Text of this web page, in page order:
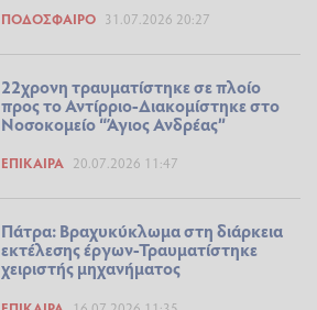
ΠΟΔΌΣΦΑΙΡΟ 31.07.2026 20:27
22χρονη τραυματίστηκε σε πλοίο
προς το Αντίρριο-Διακομίστηκε στο
Νοσοκομείο “Άγιος Ανδρέας”
ΕΠΊΚΑΙΡΑ 20.07.2026 11:47
Πάτρα: Βραχυκύκλωμα στη διάρκεια
εκτέλεσης έργων-Τραυματίστηκε
χειριστής μηχανήματος